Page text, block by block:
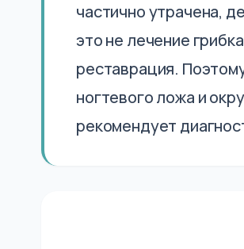
частично утрачена,
это не лечение
реставрация.
ногтевого ложа и
рекомендует